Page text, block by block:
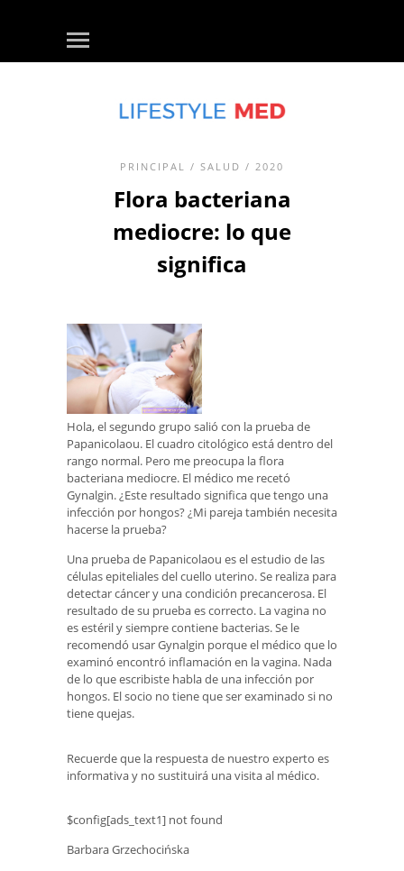
PRINCIPAL / SALUD / 2020
Flora bacteriana
mediocre: lo que
significa
Hola, el segundo grupo salió con la prueba de
Papanicolaou. El cuadro citológico está dentro del
rango normal. Pero me preocupa la flora
bacteriana mediocre. El médico me recetó
Gynalgin. ¿Este resultado significa que tengo una
infección por hongos? ¿Mi pareja también necesita
hacerse la prueba?
Una prueba de Papanicolaou es el estudio de las
células epiteliales del cuello uterino. Se realiza para
detectar cáncer y una condición precancerosa. El
resultado de su prueba es correcto. La vagina no
es estéril y siempre contiene bacterias. Se le
recomendó usar Gynalgin porque el médico que lo
examinó encontró inflamación en la vagina. Nada
de lo que escribiste habla de una infección por
hongos. El socio no tiene que ser examinado si no
tiene quejas.
Recuerde que la respuesta de nuestro experto es
informativa y no sustituirá una visita al médico.
$config[ads_text1] not found
Barbara Grzechocińska